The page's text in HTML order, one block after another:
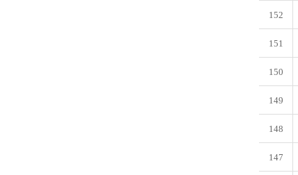
152
151
150
149
148
147